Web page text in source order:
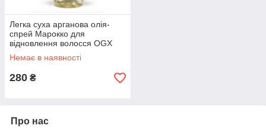
Легка суха арганова олія-
спрей Марокко для
відновлення волосся OGX
Argan Oil of Morocco Oil, 118
мл
Немає в наявності
280 ₴
Про нас